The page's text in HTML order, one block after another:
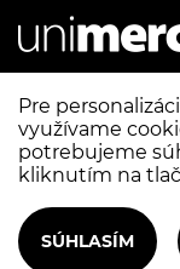
Pre
využívame
potrebujeme
kliknutím na